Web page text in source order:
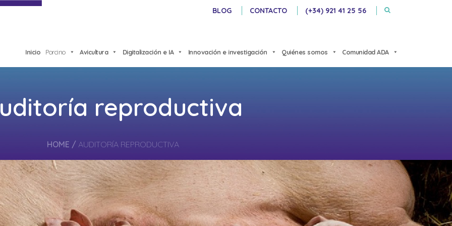
BLOG CONTACTO (+34) 921 41 25 56
Inicio Porcino Avicultura Digitalización e IA Innovación e investigación Quiénes somos Comunidad ADA
reproductiva
HOME / AUDITORÍA REPRODUCTIVA